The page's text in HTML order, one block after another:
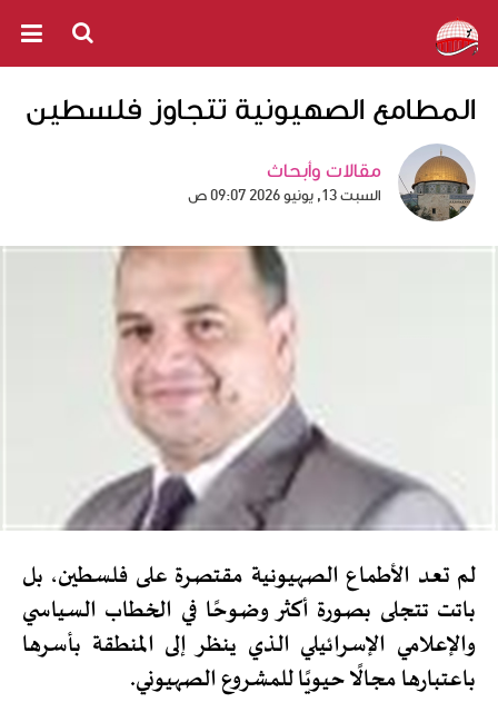
المطامع الصهيونية تتجاوز فلسطين
مقالات وأبحاث
السبت 13, يونيو 2026 09:07 ص
لم تعد الأطماع الصهيونية مقتصرة على فلسطين، بل
باتت تتجلى بصورة أكثر وضوحًا في الخطاب السياسي
والإعلامي الإسرائيلي الذي ينظر إلى المنطقة بأسرها
باعتبارها مجالًا حيويًا للمشروع الصهيوني.